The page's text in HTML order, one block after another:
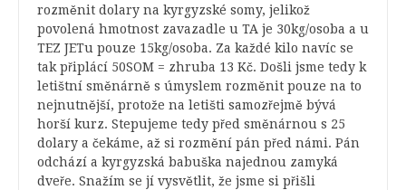
rozměnit dolary na kyrgyzské somy, jelikož
povolená hmotnost zavazadle u TA je 30kg/osoba a u
TEZ JETu pouze 15kg/osoba. Za každé kilo navíc se
tak připlácí 50SOM = zhruba 13 Kč. Došli jsme tedy k
letištní směnárně s úmyslem rozměnit pouze na to
nejnutnější, protože na letišti samozřejmě bývá
horší kurz. Stepujeme tedy před směnárnou s 25
dolary a čekáme, až si rozmění pán před námi. Pán
odchází a kyrgyzská babuška najednou zamyká
dveře. Snažím se jí vysvětlit, že jsme si přišli